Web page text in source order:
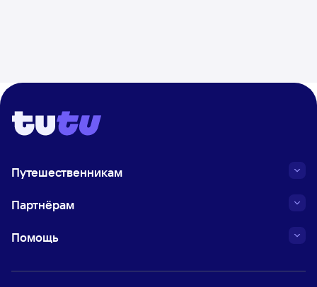
Путешественникам
Партнёрам
Помощь